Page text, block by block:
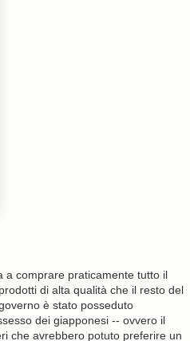
a comprare praticamente tutto il
di alta qualità che il resto del
è stato posseduto
dei giapponesi -- ovvero il
che avrebbero potuto preferire un